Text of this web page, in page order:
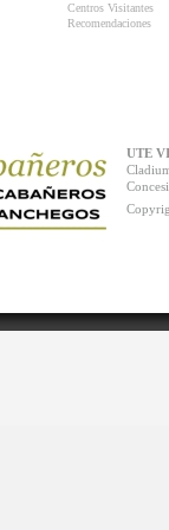
Centros Visitantes
Recomendaciones
UTE